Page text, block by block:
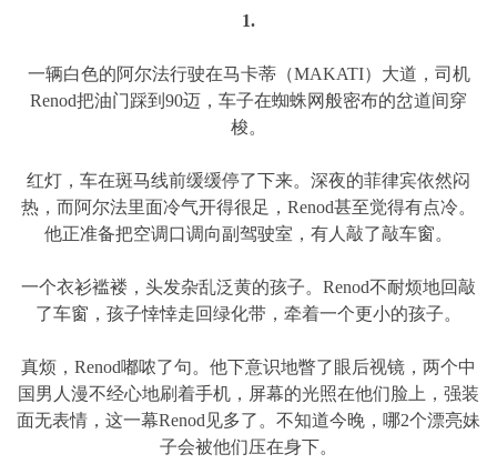
1.
一辆白色的阿尔法行驶在马卡蒂（MAKATI）大道，司机
Renod把油门踩到90迈，车子在蜘蛛网般密布的岔道间穿
梭。
红灯，车在斑马线前缓缓停了下来。深夜的菲律宾依然闷
热，而阿尔法里面冷气开得很足，Renod甚至觉得有点冷。
他正准备把空调口调向副驾驶室，有人敲了敲车窗。
一个衣衫褴褛，头发杂乱泛黄的孩子。Renod不耐烦地回敲
了车窗，孩子悻悻走回绿化带，牵着一个更小的孩子。
真烦，Renod嘟哝了句。他下意识地瞥了眼后视镜，两个中
国男人漫不经心地刷着手机，屏幕的光照在他们脸上，强装
面无表情，这一幕Renod见多了。不知道今晚，哪2个漂亮妹
子会被他们压在身下。